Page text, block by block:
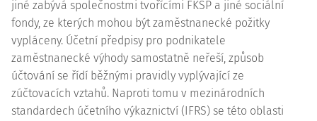
jiné zabývá společnostmi tvořícími FKSP a jiné sociální
fondy, ze kterých mohou být zaměstnanecké požitky
vypláceny. Účetní předpisy pro podnikatele
zaměstnanecké výhody samostatně neřeší, způsob
účtování se řídí běžnými pravidly vyplývající ze
zúčtovacích vztahů. Naproti tomu v mezinárodních
standardech účetního výkaznictví (IFRS) se této oblasti